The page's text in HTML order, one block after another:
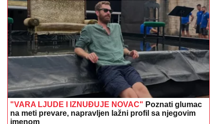
"VARA LJUDE I IZNUĐUJE NOVAC" Poznati glumac
na meti prevare, napravljen lažni profil sa njegovim
imenom